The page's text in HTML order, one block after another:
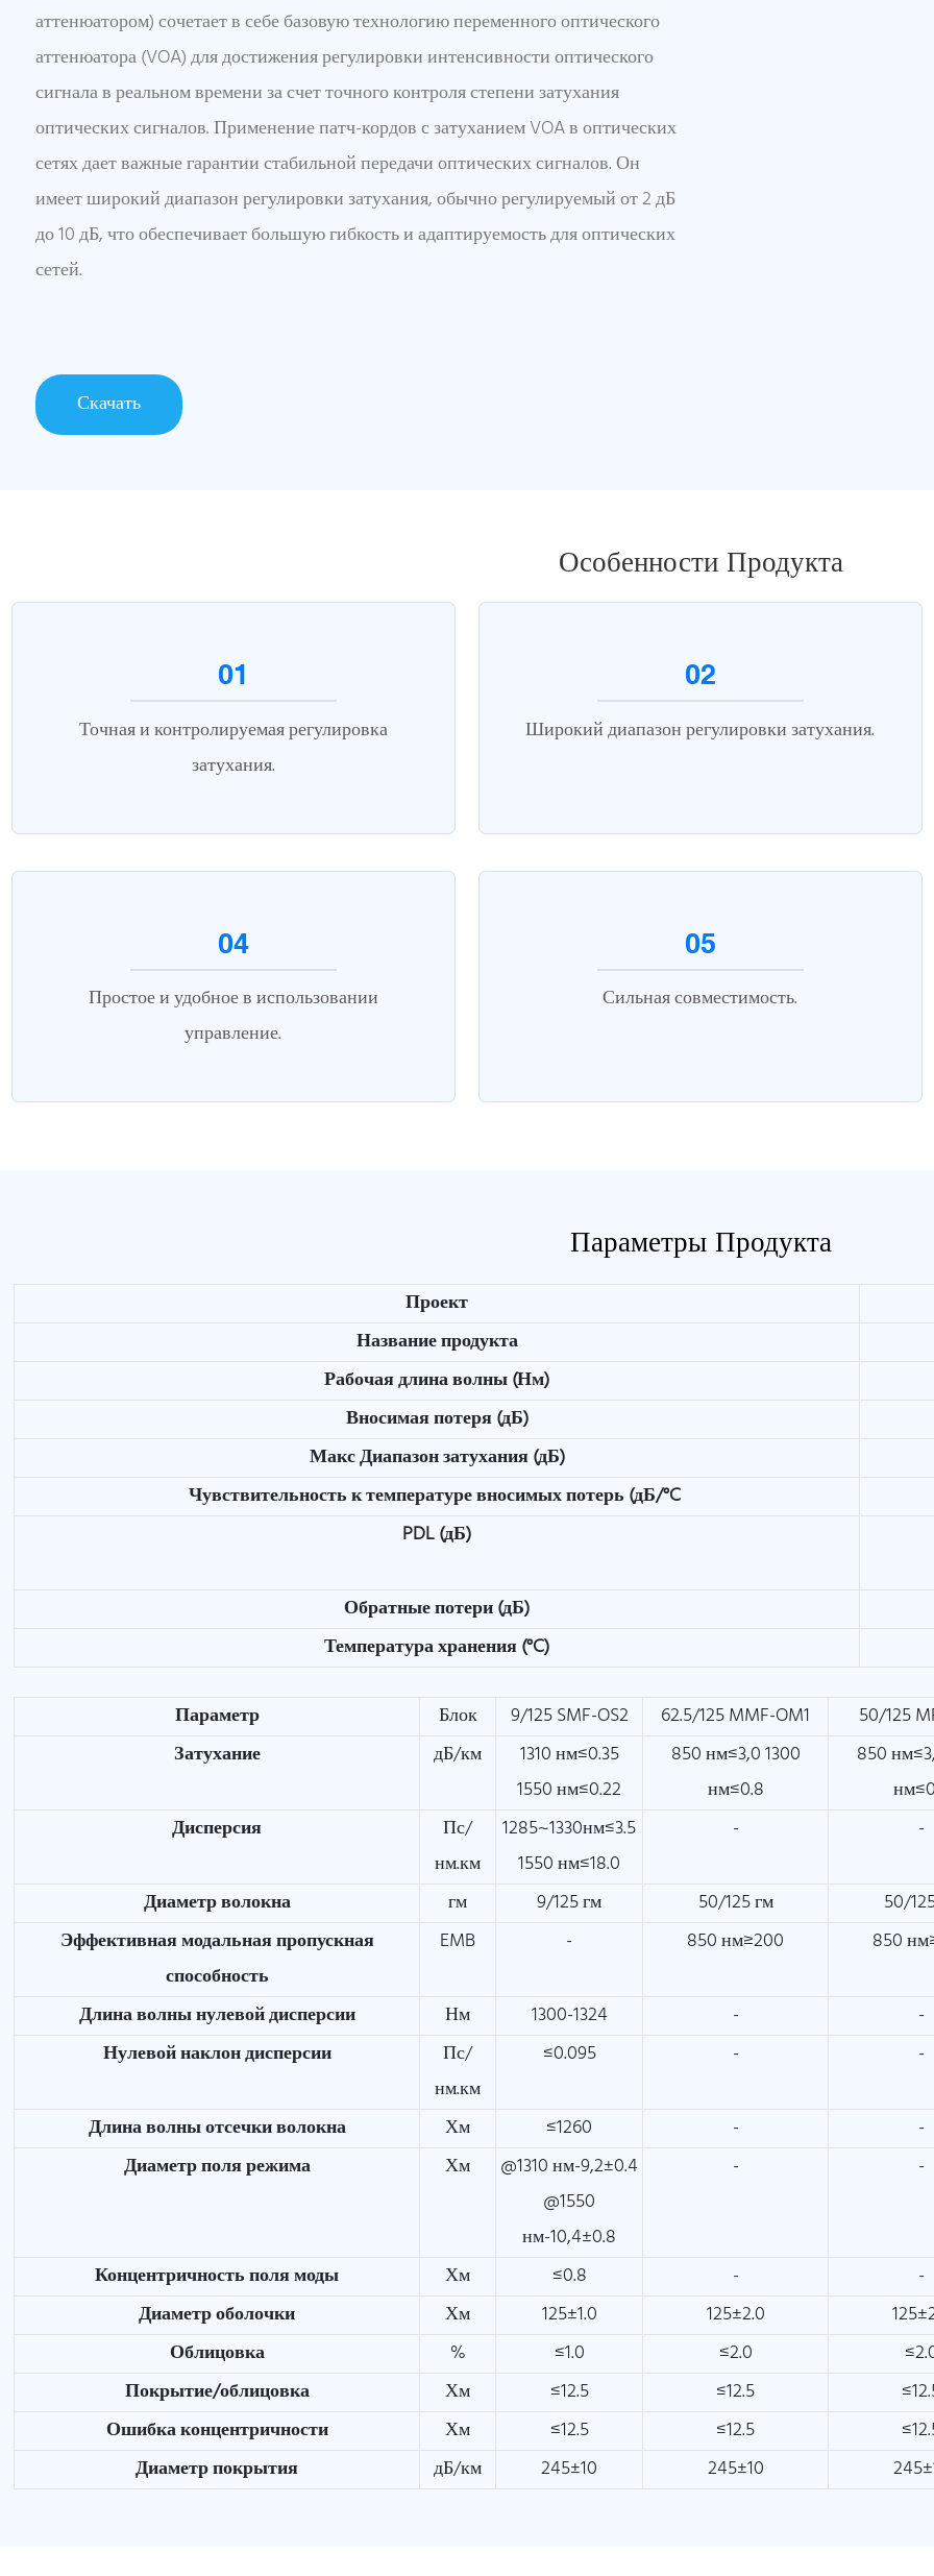
аттенюатором) сочетает в себе базовую технологию переменного оптического
аттенюатора (VOA) для достижения регулировки интенсивности оптического
сигнала в реальном времени за счет точного контроля степени затухания
оптических сигналов. Применение патч-кордов с затуханием VOA в оптических
сетях дает важные гарантии стабильной передачи оптических сигналов. Он
имеет широкий диапазон регулировки затухания, обычно регулируемый от 2 дБ
до 10 дБ, что обеспечивает большую гибкость и адаптируемость для оптических
сетей.
Скачать
Особенности Продукта
01
Точная и контролируемая регулировка
затухания.
02
Широкий диапазон регулировки затухания.
04
Простое и удобное в использовании
управление.
05
Сильная совместимость.
Параметры Продукта
Проект
Название продукта
Рабочая длина волны (Нм)
Вносимая потеря (дБ)
Макс Диапазон затухания (дБ)
Чувствительность к температуре вносимых потерь (дБ/°C
PDL (дБ)
Обратные потери (дБ)
Температура хранения (°C)
Параметр Блок 9/125 SMF-OS2 62.5/125 MMF-OM1
50/125
Затухание
дБ/км
1310 нм≤0.35
1550 нм≤0.22
850 нм≤3,0 1300
нм≤0.8
850
Дисперсия
Пс/
нм.км
1285~1330нм≤3.5
1550 нм≤18.0
- -
Диаметр волокна гм 9/125 гм 50/125 гм
50/
Эффективная модальная пропускная
способность
EMB - 850 нм≥200 850
Длина волны нулевой дисперсии Нм 1300-1324 -
-
Нулевой наклон дисперсии
Пс/
нм.км
≤0.095 - -
Длина волны отсечки волокна Хм ≤1260 -
-
Диаметр поля режима
Хм
@1310 нм-9,2±0.4
@1550
нм-10,4±0.8
- -
Концентричность поля моды Хм ≤0.8 -
-
Диаметр оболочки
Хм 125±1.0 125±2.0
Облицовка
% ≤1.0 ≤2.0
Покрытие/облицовка
Хм ≤12.5 ≤12.5
Ошибка концентричности
Хм ≤12.5 ≤12.5
Диаметр покрытия
дБ/км 245±10 245±10